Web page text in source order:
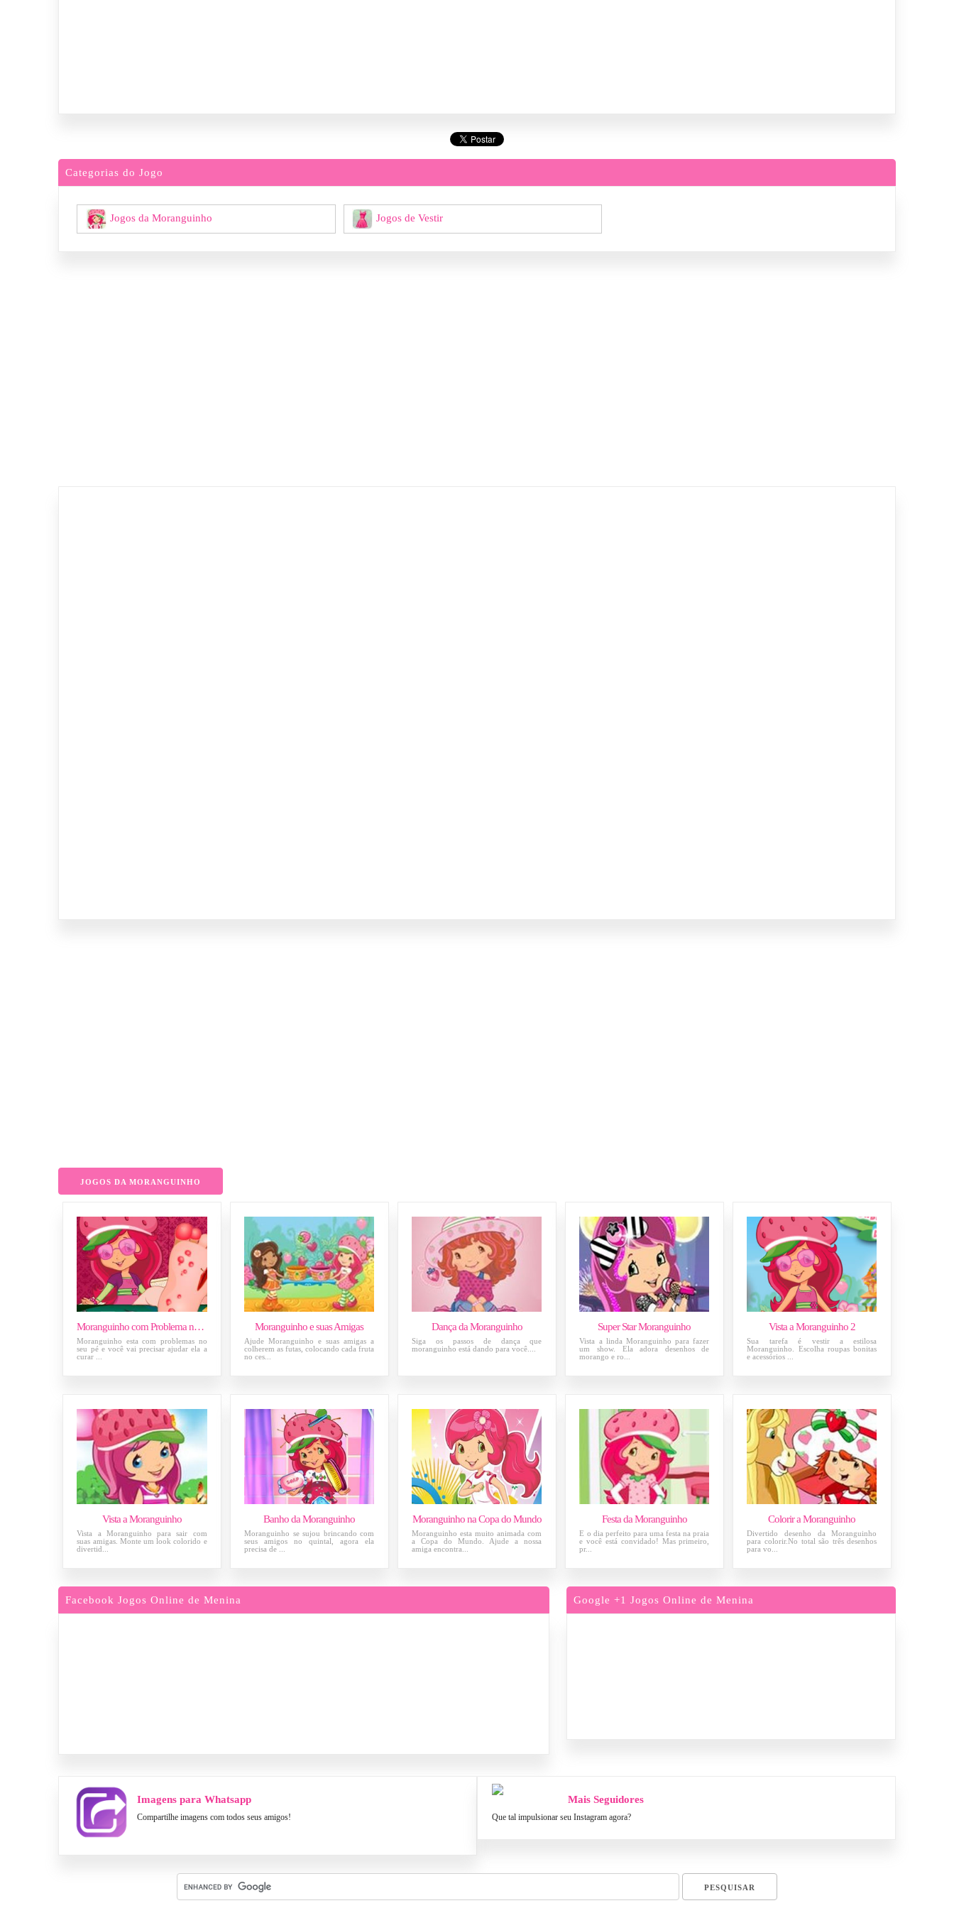
Categorias do Jogo
Jogos da Moranguinho Jogos de Vestir
JOGOS DA MORANGUINHO
Moranguinho com Problema no Pé
Moranguinho esta com problemas no
seu pé e você vai precisar ajudar ela a
curar ...
Moranguinho e suas Amigas
Ajude Moranguinho e suas amigas a
colherem as futas, colocando cada fruta
no ces...
Dança da Moranguinho
Siga os passos de dança que
moranguinho está dando para você....
Super Star Moranguinho
Vista a linda Moranguinho para fazer
um show. Ela adora desenhos de
morango e ro...
Vista a Moranguinho 2
Sua tarefa é vestir a estilosa
Moranguinho. Escolha roupas bonitas
e acessórios ...
Vista a Moranguinho
Vista a Moranguinho para sair com
suas amigas. Monte um look colorido e
divertid...
Banho da Moranguinho
Moranguinho se sujou brincando com
seus amigos no quintal, agora ela
precisa de ...
Moranguinho na Copa do Mundo
Moranguinho esta muito animada com
a Copa do Mundo. Ajude a nossa
amiga encontra...
Festa da Moranguinho
É o dia perfeito para uma festa na praia
e você está convidado! Mas primeiro,
pr...
Colorir a Moranguinho
Divertido desenho da Moranguinho
para colorir.No total são três desenhos
para vo...
Facebook Jogos Online de Menina Google +1 Jogos Online de Menina
Imagens para Whatsapp
Compartilhe imagens com todos seus amigos!
Mais Seguidores
Que tal impulsionar seu Instagram agora?